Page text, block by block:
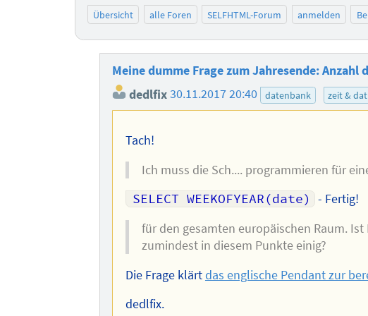
Übersicht alle Foren SELFHTML-Forum anmelden
Meine dumme Frage zum Jahresende:
dedlfix30.11.2017 20:40 datenbank zeit &
Tach!
Ich muss die Sch.... programmieren für
SELECT WEEKOFYEAR(date)
- Fertig!
für den gesamten europäischen Raum.
zumindest in diesem Punkte einig?
Die Frage klärtdas englische Pendant zur
dedlfix.